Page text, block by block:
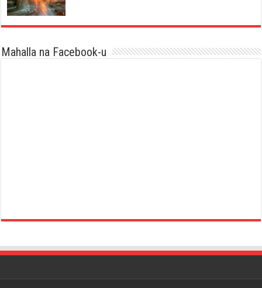
Mahalla na Facebook-u